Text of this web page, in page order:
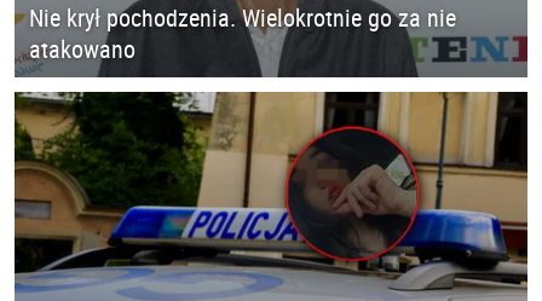
Nie krył pochodzenia. Wielokrotnie go za nie
atakowano